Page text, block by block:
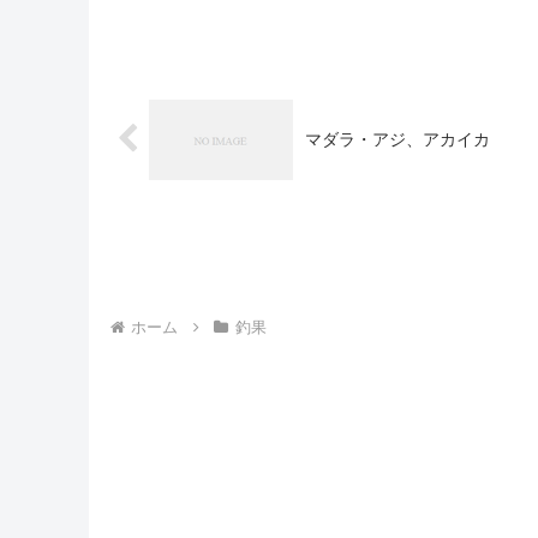
マダラ・アジ、アカイカ
ホーム 釣果